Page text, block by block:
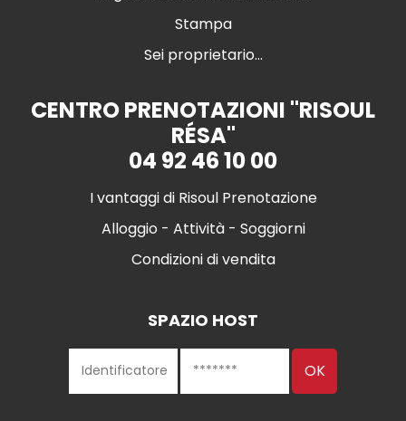
Stampa
Sei proprietario...
CENTRO PRENOTAZIONI "RISOUL
RÉSA"
04 92 46 10 00
I vantaggi di Risoul Prenotazione
Alloggio - Attività - Soggiorni
Condizioni di vendita
SPAZIO HOST